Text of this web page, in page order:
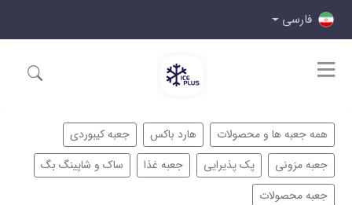
فارسی
همه جعبه ها و محصولات هارد باکس
جعبه کیبوردی
جعبه مزونی
پک پذیرایی جعبه غذا
ساک و شاپینگ بگ
جعبه محصولات